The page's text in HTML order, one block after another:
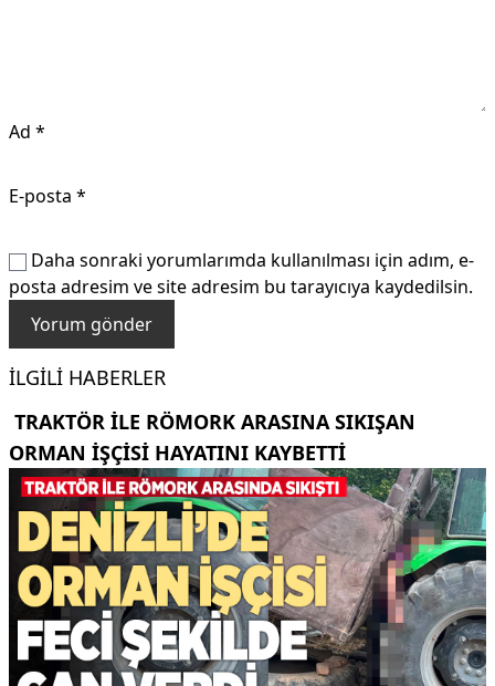
Ad *
E-posta *
Daha sonraki yorumlarımda kullanılması için adım, e-
posta adresim ve site adresim bu tarayıcıya kaydedilsin.
İLGILI HABERLER
TRAKTÖR ILE RÖMORK ARASINA SIKIŞAN
ORMAN IŞÇISI HAYATINI KAYBETTI